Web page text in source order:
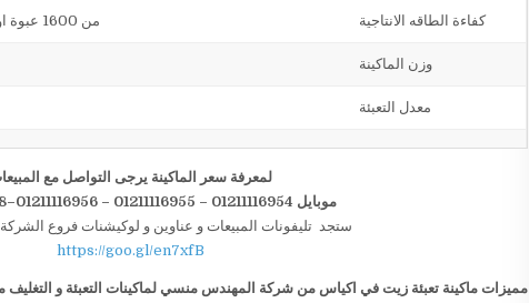
كفاءة الطاقه الانتاجية من 1600 عبوة او كيس حتي 3400 عبوه او كيس في الساعة
وزن الماكينة
معدل التعبئة
لمعرفة سعر الماكينة يرجى التواصل مع
موبايل 01211116954 – 01211116955 – 01211116956–01211116958
ستجد تليفونات المبيعات و عناوين و لوكيشنات فروع
https://goo.gl/en7xfB
مميزات ماكينة تعبئة زيت في اكياس من شركة المهندس منسي لماكينات التعبئة و التغليف